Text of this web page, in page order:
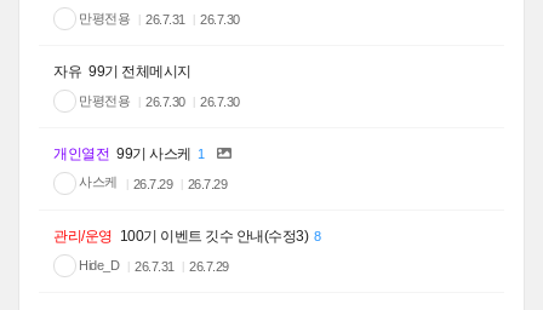
만평전용
26.7.31 26.7.30
자유 99기 전체메시지
만평전용 26.7.30 26.7.30
개인열전 99기 사스케
1
사스케
26.7.29 26.7.29
관리/운영 100기 이벤트 깃수 안내(수정3) 8
Hide_D 26.7.31 26.7.29